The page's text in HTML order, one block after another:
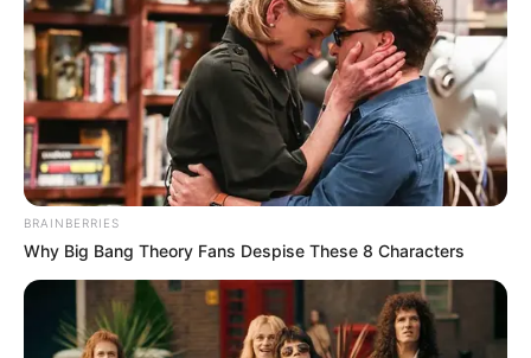
150 g Mehl
½ Teelöffel Backpulver
1 Ei
40 g Zucker
110 ml Milch
50 g zerlassene Butter
1 Prise Salz
BRAINBERRIES
Why Big Bang Theory Fans Despise These 8 Characters